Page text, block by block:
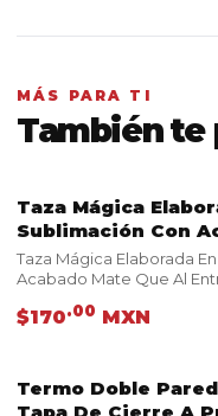
MÁS PARA TI
También te
VER PRODUCTO
Taza Mágica
Sublimación Con
Taza Mágica Elaborada
Acabado Mate Que Al
$170.00 MXN
VER PRODUCTO
Termo Doble